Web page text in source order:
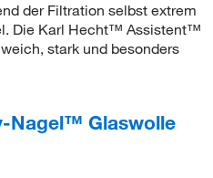
der Filtration selbst extrem
Die Karl Hecht™ Assistent™
stark und besonders
Nagel™ Glaswolle